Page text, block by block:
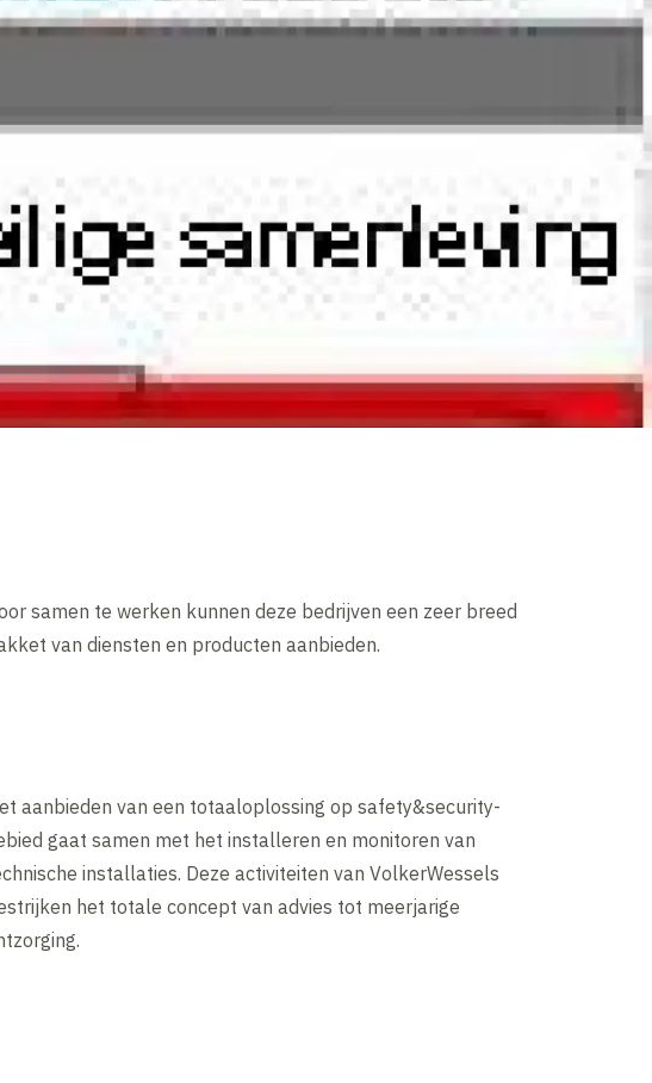
samen te werken kunnen deze bedrijven een zeer breed
van diensten en producten aanbieden.
aanbieden van een totaaloplossing op safety&security-
gaat samen met het installeren en monitoren van
installaties. Deze activiteiten van VolkerWessels
het totale concept van advies tot meerjarige